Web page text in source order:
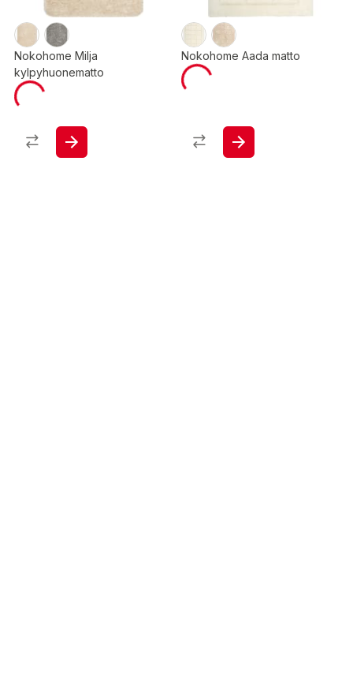
Nokohome Milja
kylpyhuonematto
Nokohome Aada matto